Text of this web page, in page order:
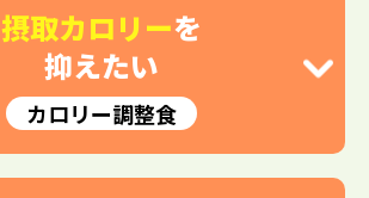
摂取カロリーを
抑えたい
カロリー調整食